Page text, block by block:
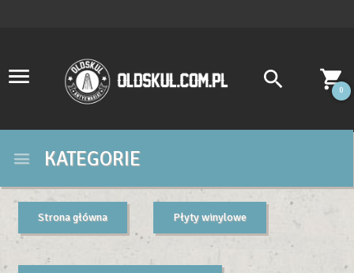
0
KATEGORIE
Strona główna Płyty winylowe